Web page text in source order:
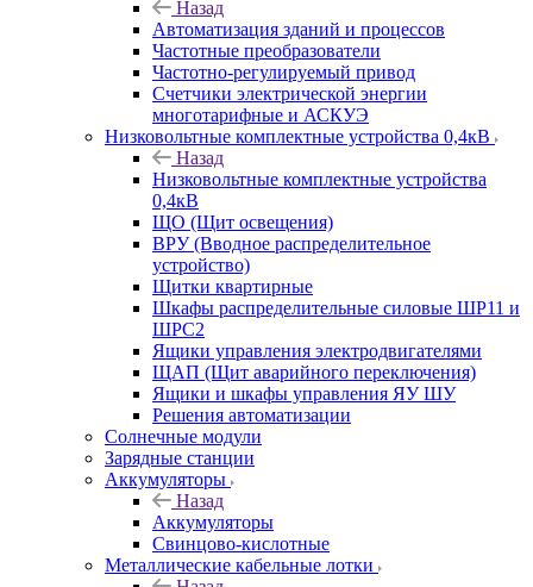
Назад
Автоматизация зданий и процессов
Частотные преобразователи
Частотно-регулируемый привод
Счетчики электрической энергии
многотарифные и АСКУЭ
Низковольтные комплектные устройства 0,4кВ
Назад
Низковольтные комплектные устройства
0,4кВ
ЩО (Щит освещения)
ВРУ (Вводное распределительное
устройство)
Щитки квартирные
Шкафы распределительные силовые ШР11 и
ШРС2
Ящики управления электродвигателями
ЩАП (Щит аварийного переключения)
Ящики и шкафы управления ЯУ ШУ
Решения автоматизации
Солнечные модули
Зарядные станции
Аккумуляторы
Назад
Аккумуляторы
Свинцово-кислотные
Металлические кабельные лотки